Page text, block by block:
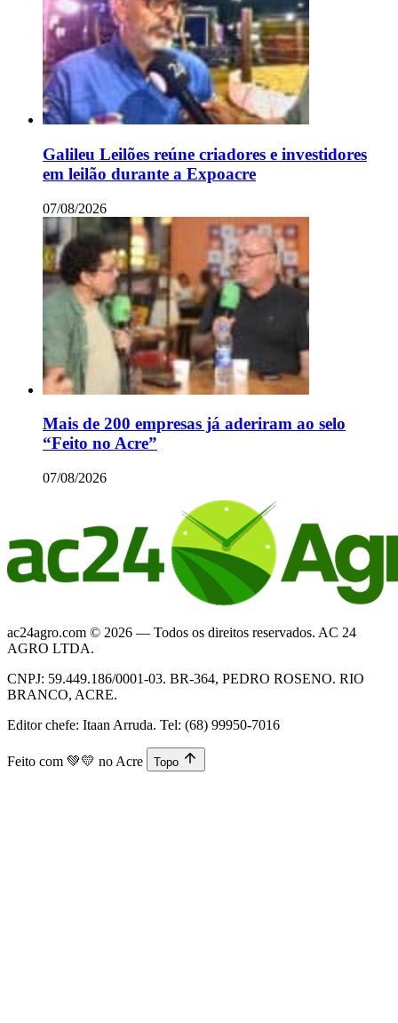
Galileu Leilões reúne criadores e investidores
em leilão durante a Expoacre
07/08/2026
Mais de 200 empresas já aderiram ao selo
“Feito no Acre”
07/08/2026
ac24agro.com © 2026 — Todos os direitos reservados. AC 24
AGRO LTDA.
CNPJ: 59.449.186/0001-03. BR-364, PEDRO ROSENO. RIO
BRANCO, ACRE.
Editor chefe: Itaan Arruda. Tel: (68) 99950-7016
Feito com 💚💛 no Acre Topo